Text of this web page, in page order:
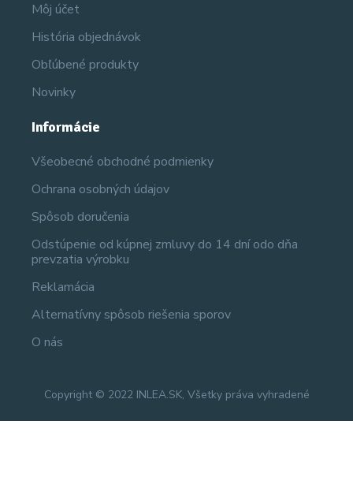
Môj účet
História objednávok
Obľúbené produkty
Novinky
Informácie
Všeobecné obchodné podmienky
Ochrana osobných údajov
Spôsob doručenia
Odstúpenie od kúpnej zmluvy do 14 dní odo dňa
prevzatia výrobku
Reklamácia
Alternatívny spôsob riešenia sporov
O nás
Copyright © 2022 INLEA.SK, Všetky práva vyhradené